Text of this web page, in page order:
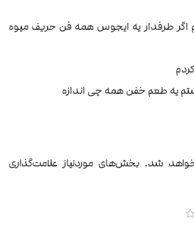
اگر طرفدار یه ایجوس همه فن حریف میوه
یه طعم خفن همه چی اندازه
شد. بخش‌های موردنیاز علامت‌گذاری